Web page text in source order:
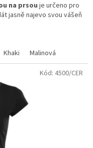
na prsou je určeno pro
jasně najevo svou vášeň
Khaki Malinová
Kód: 4500/CER